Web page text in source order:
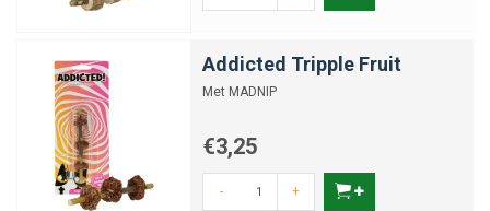
Addicted Tripple Fruit
Met MADNIP
€3,25
- +